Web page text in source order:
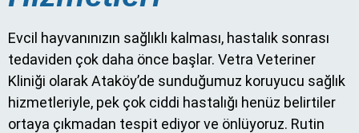
Evcil hayvanınızın sağlıklı kalması, hastalık sonrası
tedaviden çok daha önce başlar. Vetra Veteriner
Kliniği olarak Ataköy’de sunduğumuz koruyucu sağlık
hizmetleriyle, pek çok ciddi hastalığı henüz belirtiler
ortaya çıkmadan tespit ediyor ve önlüyoruz. Rutin